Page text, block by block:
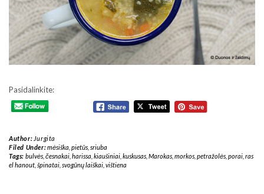
Pasidalinkite:
Author: Jurgita
Filed Under:mėsiška pietūs, sriuba
Tags: bulvės, česnakai, harissa kiaušiniai, kuskusas, Marokas, morkos, petražolės, porai, ras
el hanout špinatai svogūnų laiškai vištiena